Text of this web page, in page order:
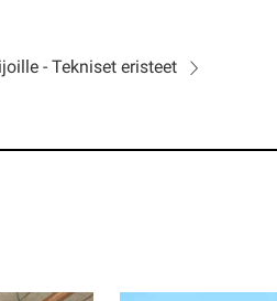
- Tekniset eristeet